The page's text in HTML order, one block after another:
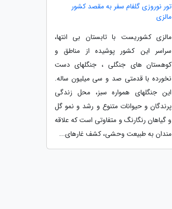
تور نوروزی گلفام سفر به مقصد کشور
مالزی
مالزی کشوریست با تابستان بی انتها،
سراسر این کشور پوشیده از مناطق و
کوهستان های جنگلی ، جنگلهای دست
نخورده با قدمتی صد و سی میلیون ساله.
این جنگلهای همواره سبز، محل زندگی
پرندگان و حیوانات متنوع و رشد و نمو گل
و گیاهان رنگارنگ و متفاوتی است که علاقه
مندان به طبیعت وحشی، کشف غارهای...